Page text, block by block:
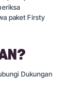
paket Firsty
Dukungan